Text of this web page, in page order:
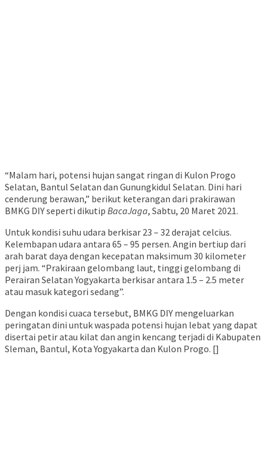
“Malam hari, potensi hujan sangat ringan di Kulon Progo
Selatan, Bantul Selatan dan Gunungkidul Selatan. Dini hari
cenderung berawan,” berikut keterangan dari prakirawan
BMKG DIY seperti dikutip BacaJaga, Sabtu, 20 Maret 2021.
Untuk kondisi suhu udara berkisar 23 – 32 derajat celcius.
Kelembapan udara antara 65 – 95 persen. Angin bertiup dari
arah barat daya dengan kecepatan maksimum 30 kilometer
perj jam. “Prakiraan gelombang laut, tinggi gelombang di
Perairan Selatan Yogyakarta berkisar antara 1.5 – 2.5 meter
atau masuk kategori sedang”.
Dengan kondisi cuaca tersebut, BMKG DIY mengeluarkan
peringatan dini untuk waspada potensi hujan lebat yang dapat
disertai petir atau kilat dan angin kencang terjadi di Kabupaten
Sleman, Bantul, Kota Yogyakarta dan Kulon Progo. []